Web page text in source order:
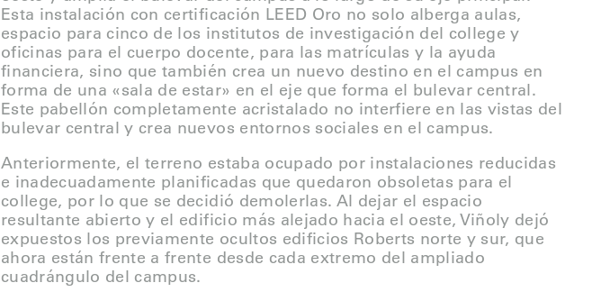
Esta instalación con certificación LEED Oro no solo alberga aulas,
espacio para cinco de los institutos de investigación del college y
oficinas para el cuerpo docente, para las matrículas y la ayuda
financiera, sino que también crea un nuevo destino en el campus en
forma de una «sala de estar» en el eje que forma el bulevar central.
Este pabellón completamente acristalado no interfiere en las vistas del
bulevar central y crea nuevos entornos sociales en el campus.
Anteriormente, el terreno estaba ocupado por instalaciones reducidas
e inadecuadamente planificadas que quedaron obsoletas para el
college, por lo que se decidió demolerlas. Al dejar el espacio
resultante abierto y el edificio más alejado hacia el oeste, Viñoly dejó
expuestos los previamente ocultos edificios Roberts norte y sur, que
ahora están frente a frente desde cada extremo del ampliado
cuadrángulo del campus.